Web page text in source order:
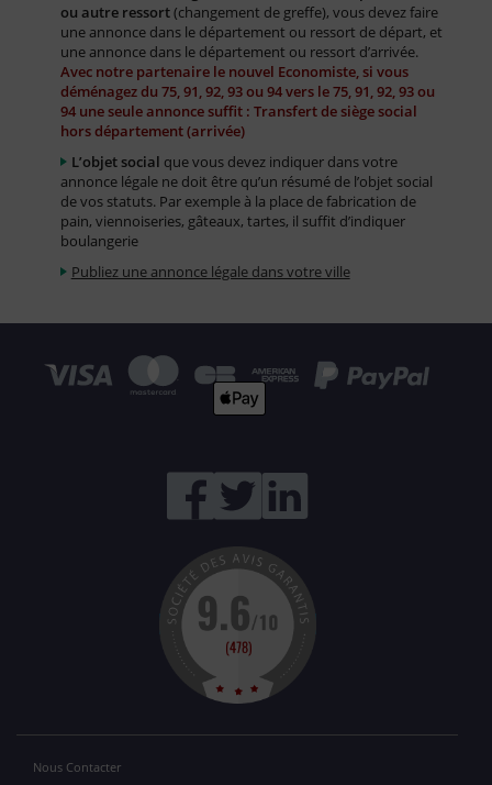
ou autre ressort(changement de greffe), vous devez faire
une annonce dans le département ou ressort de départ, et
une annonce dans le département ou ressort d’arrivée.
Avec notre partenaire le nouvel Economiste, si vous
déménagez du 75, 91, 92, 93 ou 94 vers le 75, 91, 92, 93 ou
94 une seule annonce suffit : Transfert de siège social
hors département (arrivée)
L’objet social que vous devez indiquer dans votre
annonce légale ne doit être qu’un résumé de l’objet social
de vos statuts. Par exemple à la place de fabrication de
pain, viennoiseries, gâteaux, tartes, il suffit d’indiquer
boulangerie
Publiez une annonce légale dans votre ville
Nous Contacter